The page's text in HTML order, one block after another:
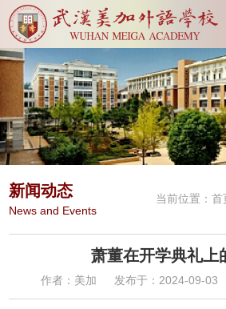
新闻动态
News and Events
当前位置： 首
萧董在开学典礼上
作者：美加 发布于：2024-09-03